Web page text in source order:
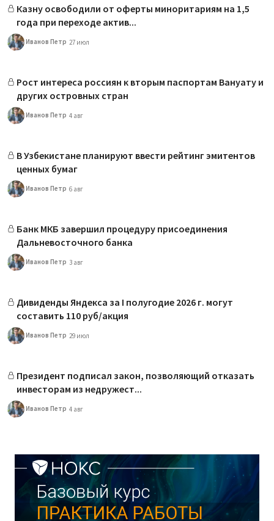
Казну освободили от оферты миноритариям на 1,5
года при переходе актив...
Иванов Петр 27 июл
Рост интереса россиян к вторым паспортам Вануату и
других островных стран
Иванов Петр 4 авг
В Узбекистане планируют ввести рейтинг эмитентов
ценных бумаг
Иванов Петр 6 авг
Банк МКБ завершил процедуру присоединения
Дальневосточного банка
Иванов Петр 3 авг
Дивиденды Яндекса за I полугодие 2026 г. могут
составить 110 руб/акция
Иванов Петр 29 июл
Президент подписал закон, позволяющий отказать
инвесторам из недружест...
Иванов Петр 4 авг